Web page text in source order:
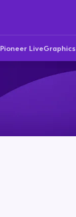
Pioneer LiveGraphics